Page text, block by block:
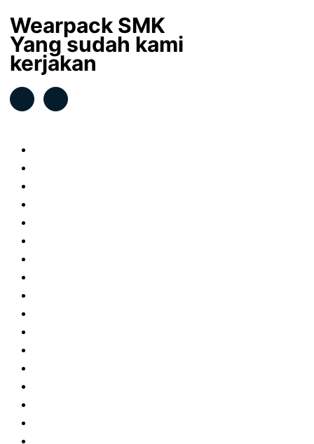
Wearpack SMK
Yang sudah kami
kerjakan